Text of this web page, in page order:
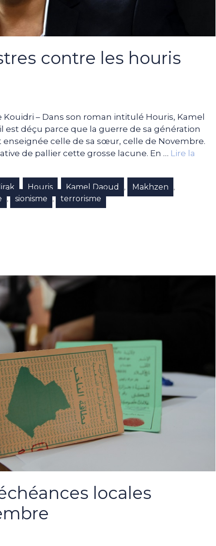
contre les houris
– Dans son roman intitulé Houris, Kamel
est déçu parce que la guerre de sa génération
enseignée celle de sa sœur, celle de Novembre.
de pallier cette grosse lacune. En … Lire la
, Houris , Kamel Daoud , Makhzen ,
, sionisme , terrorisme
locales